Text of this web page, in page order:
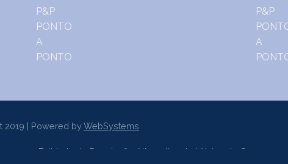
2019 | Powered byWebSystems
a uma Entidade de Resolução Alternativa de Litígios de Consumo.